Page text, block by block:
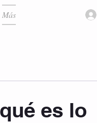
Más
es lo